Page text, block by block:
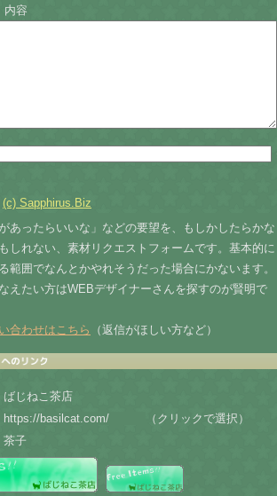
内容
(c) Sapphirus.Biz
あったらいいな」などの要望を、もしかしたらかな
しれない、素材リクエストフォームです。基本的に
範囲でなんとかやれそうだった場合にかないます。
なえたい方はWEBデザイナーさんを探すのが賢明で
合わせはこちら
（返信がほしい方など）
ばじねこ茶店
（クリックで選択）
茶子